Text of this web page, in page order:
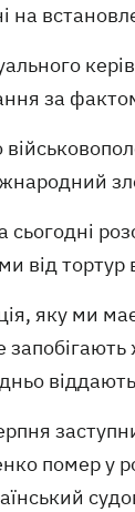
на
за
сьогодні
від
яку ми
помер у